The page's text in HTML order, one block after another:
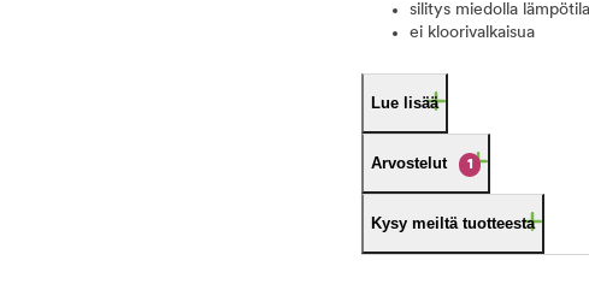
silitys miedolla
ei kloorivalkaisua
Lue lisää
Arvostelut 1
Kysy meiltä tuotteesta